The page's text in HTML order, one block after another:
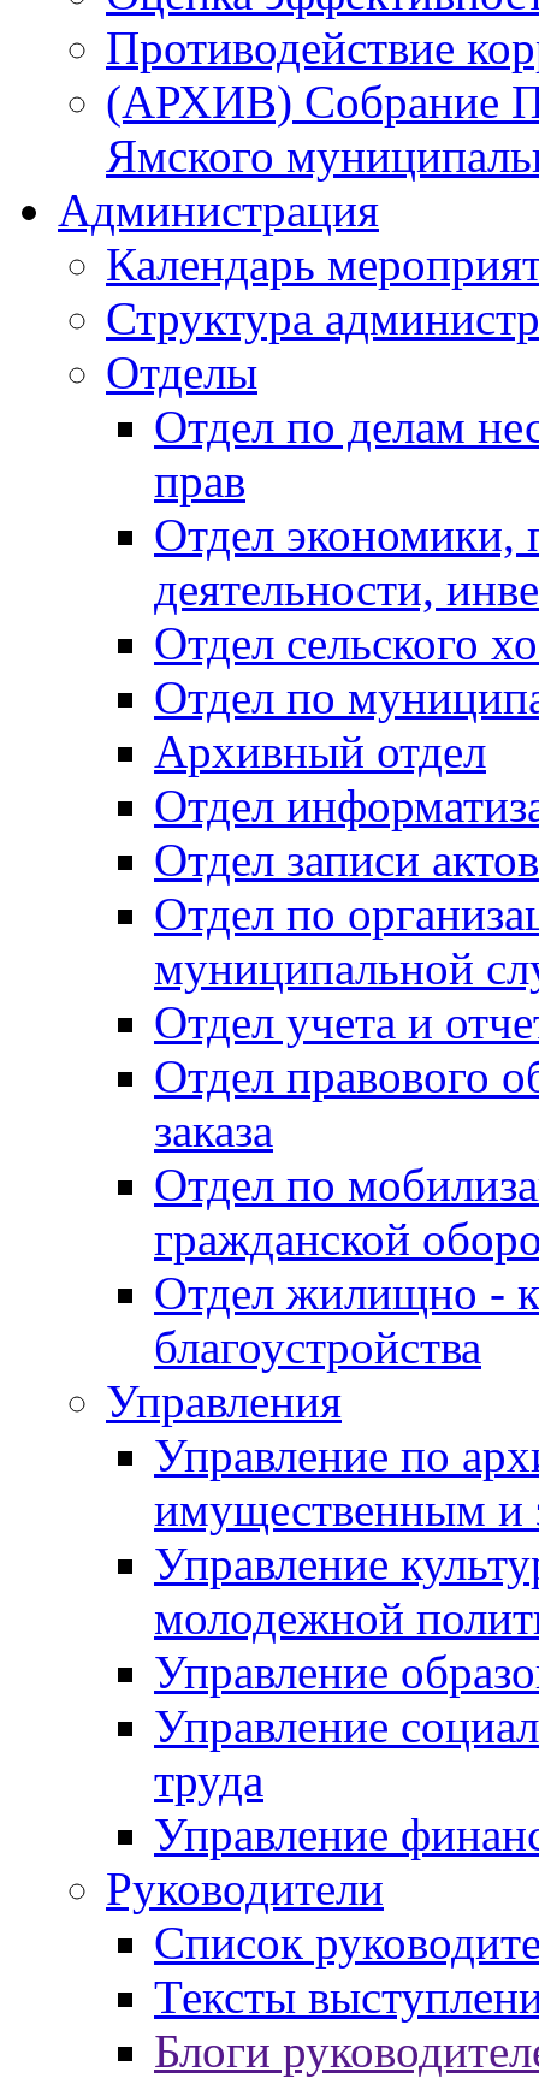
Противодействие
(АРХИВ) Собрание
Ямского
Администрация
Календарь
Структура
Отделы
Отдел по делам
прав
Отдел экономики,
деятельности,
Отдел сельского
Отдел по
Архивный отдел
Отдел
Отдел записи
Отдел по
муниципальной
Отдел учета и
Отдел правового
заказа
Отдел по
гражданской
Отдел жилищно -
благоустройства
Управления
Управление по
имущественным и
Управление
молодежной
Управление
Управление
труда
Управление
Руководители
Список
Тексты
Блоги